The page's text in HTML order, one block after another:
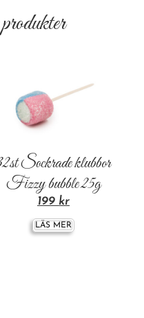
Sockrade klubbor
Fizzy bubble 25g
199 kr
LÄS MER